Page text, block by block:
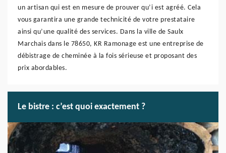
un artisan qui est en mesure de prouver qu’i est agréé. Cela
vous garantira une grande technicité de votre prestataire
ainsi qu’une qualité des services. Dans la ville de Saulx
Marchais dans le 78650, KR Ramonage est une entreprise de
débistrage de cheminée à la fois sérieuse et proposant des
prix abordables.
Le bistre : c’est quoi exactement ?